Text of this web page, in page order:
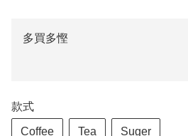
多買多慳
款式
Coffee Tea Suger